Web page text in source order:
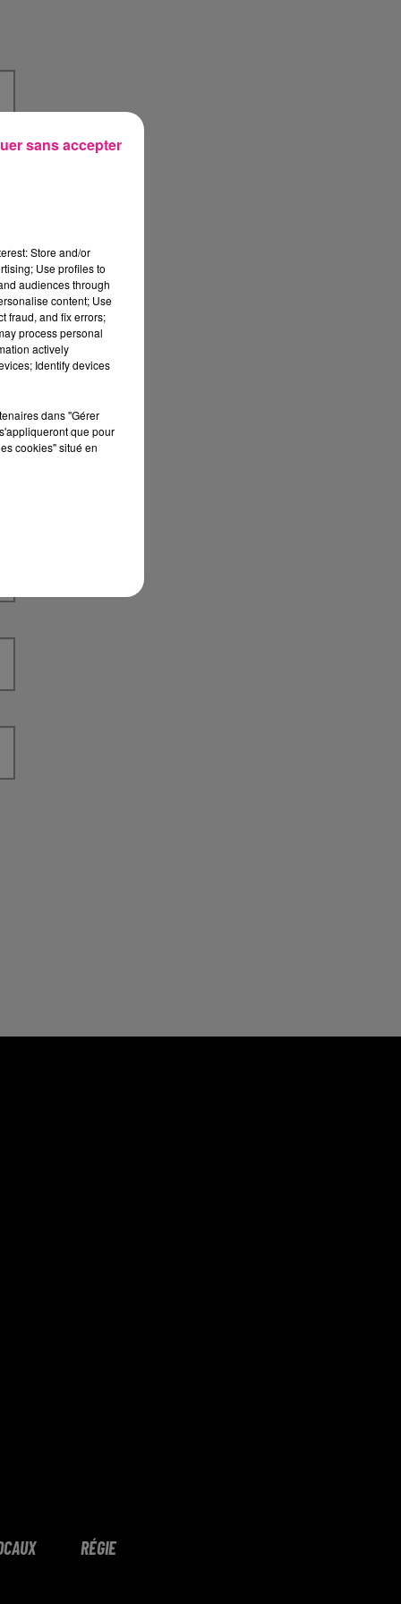
RÉGIE
Store and/or
Use profiles to
audiences through
content; Use
fraud, and fix errors;
process personal
actively
Identify devices
dans "Gérer
que pour
cookies" situé en
sans accepter